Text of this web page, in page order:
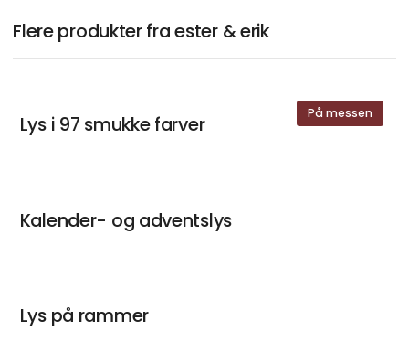
Flere produkter fra ester & erik
På messen
Lys i 97 smukke farver
Kalender- og adventslys
Lys på rammer